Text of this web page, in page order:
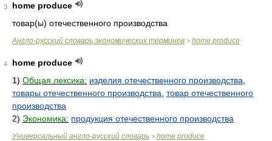
3
home produce
товар(ы) отечественного производства
Англо-русский словарь экономических терминов > home produce
4
home produce
1) Общая лексика: изделия отечественного производства
товары отечественного производства товар отечественного
производства
2) Экономика: продукция отечественного производства
Универсальный англо-русский словарь > home produce